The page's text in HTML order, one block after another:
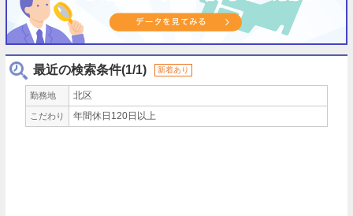
最近の検索条件(1/1) 新着あり
勤務地 北区
こだわり 年間休日120日以上